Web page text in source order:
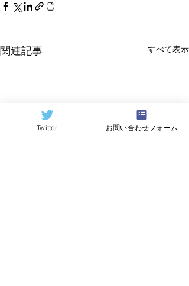
関連記事 すべて表示
Twitter お問い合わせフォーム